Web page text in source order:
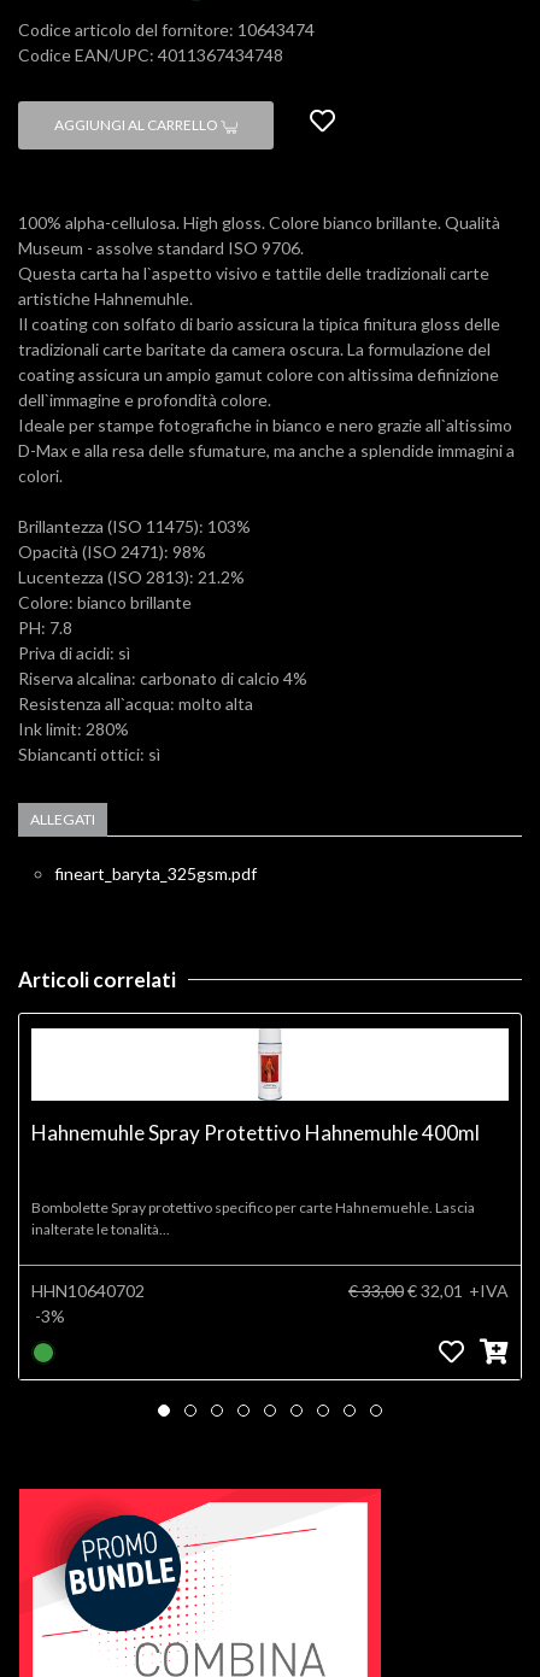
Codice articolo del fornitore: 10643474
Codice EAN/UPC: 4011367434748
AGGIUNGI AL CARRELLO
100% alpha-cellulosa. High gloss. Colore bianco brillante. Qualità
Museum - assolve standard ISO 9706.
Questa carta ha l`aspetto visivo e tattile delle tradizionali carte
artistiche Hahnemuhle.
Il coating con solfato di bario assicura la tipica finitura gloss delle
tradizionali carte baritate da camera oscura. La formulazione del
coating assicura un ampio gamut colore con altissima definizione
dell`immagine e profondità colore.
Ideale per stampe fotografiche in bianco e nero grazie all`altissimo
D-Max e alla resa delle sfumature, ma anche a splendide immagini a
colori.
Brillantezza (ISO 11475): 103%
Opacità (ISO 2471): 98%
Lucentezza (ISO 2813): 21.2%
Colore: bianco brillante
PH: 7.8
Priva di acidi: sì
Riserva alcalina: carbonato di calcio 4%
Resistenza all`acqua: molto alta
Ink limit: 280%
Sbiancanti ottici: sì
ALLEGATI
fineart_baryta_325gsm.pdf
Articoli correlati
Hahnemuhle Spray Protettivo Hahnemuhle 400ml
Bombolette Spray protettivo specifico per carte Hahnemuehle. Lascia
inalterate le tonalità...
HHN10640702
-3%
€ 33,00€ 32,01 +IVA